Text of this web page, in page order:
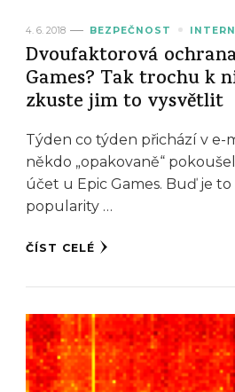
4. 6. 2018 BEZPEČNOST
Dvoufaktorová
Games? Tak trochu k
zkuste jim to vysvětlit
Týden co týden přichází v e-
někdo „opakovaně“
účet u Epic Games. Buď je
popularity …
ČÍST CELÉ